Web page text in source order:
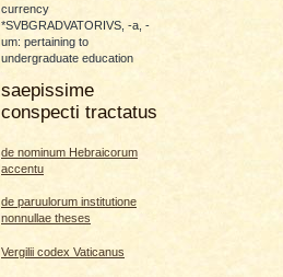
currency
*SVBGRADVATORIVS, -a, -
um: pertaining to
undergraduate education
saepissime
conspecti tractatus
de nominum Hebraicorum
accentu
de paruulorum institutione
nonnullae theses
Vergilii codex Vaticanus